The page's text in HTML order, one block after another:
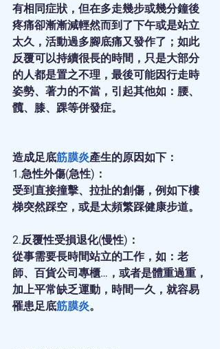
有相同症狀，但在多走幾步或幾分鐘後
疼痛卻漸漸減輕然而到了下午或是站立
太久，活動過多腳底痛又發作了；如此
反覆可以持續很長的時間，只是大部分
的人都是置之不理，最後可能因行走時
姿勢、著力的不當，引起其他如：腰、
髖、膝、踝等併發症。
造成足底筋膜炎產生的原因如下：
1.急性外傷(急性)：
受到直接撞擊、拉扯的創傷，例如下樓
梯突然踩空，或是太頻繁踩健康步道。
2.反覆性受損退化(慢性)：
從事需要長時間站立的工作，如：老
師、百貨公司專櫃…，或者是體重過重，
加上平常缺乏運動，時間一久，就容易
罹患足底筋膜炎。